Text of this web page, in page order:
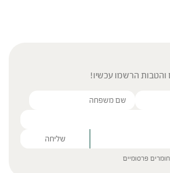
והטבות הרשמו עכשיו!
Pleaseפרסומיים